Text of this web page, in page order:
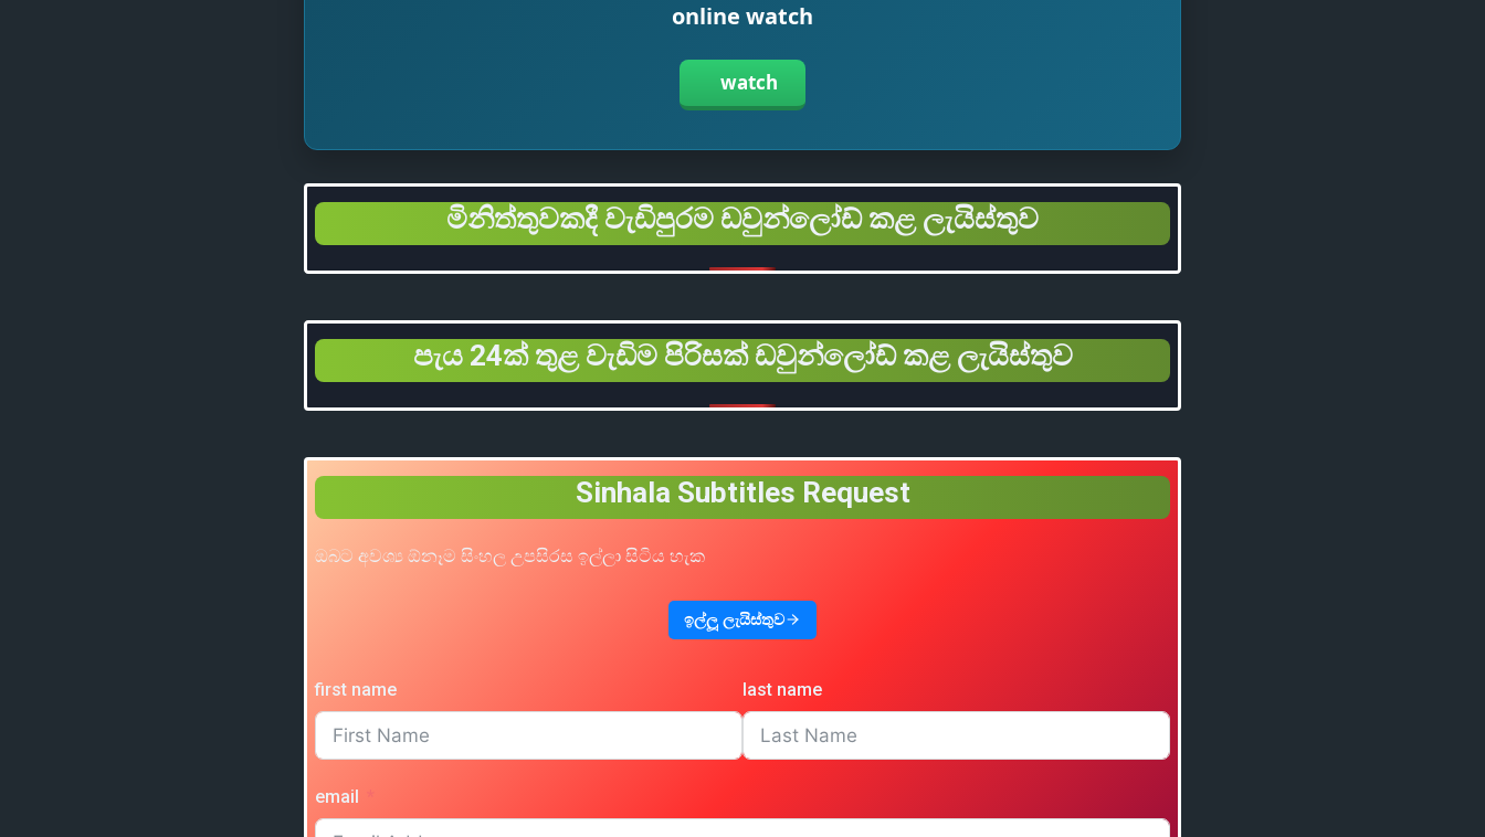
online watch
watch
මිනිත්තුවකදී වැඩිපුරම ඩවුන්ලෝඩ් කළ ලැයිස්තුව
පැය 24ක් තුළ වැඩිම පිරිසක් ඩවුන්ලෝඩ් කළ ලැයිස්තුව
Sinhala Subtitles Request
ඔබට අවශ්‍ය ඕනෑම සිංහල උපසිරස ඉල්ලා සිටිය හැක
ඉල්ලූ ලැයිස්තුව
first name last name
email